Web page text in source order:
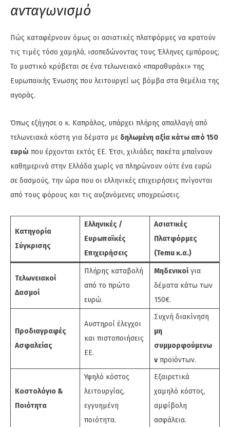
ανταγωνισμό
Πώς καταφέρνουν όμως οι ασιατικές πλατφόρμες να κρατούν
τις τιμές τόσο χαμηλά, ισοπεδώνοντας τους Έλληνες εμπόρους;
Το μυστικό κρύβεται σε ένα τελωνειακό «παραθυράκι» της
Ευρωπαϊκής Ένωσης που λειτουργεί ως βόμβα στα θεμέλια της
αγοράς.
Όπως εξήγησε ο κ. Καπράλος, υπάρχει πλήρης απαλλαγή από
τελωνειακά κόστη για δέματα με δηλωμένη αξία κάτω από 150
ευρώ που έρχονται εκτός ΕΕ. Έτσι, χιλιάδες πακέτα μπαίνουν
καθημερινά στην Ελλάδα χωρίς να πληρώνουν ούτε ένα ευρώ
σε δασμούς, την ώρα που οι ελληνικές επιχειρήσεις πνίγονται
από τους φόρους και τις αυξανόμενες υποχρεώσεις.
Κατηγορία
Σύγκρισης
Ελληνικές /
Ευρωπαϊκές
Επιχειρήσεις
Ασιατικές
Πλατφόρμες
(Temu κ.α.)
Τελωνειακοί
Δασμοί
Πλήρης καταβολή
από το πρώτο
ευρώ.
Μηδενικοί για
δέματα κάτω των
150€.
Προδιαγραφές
Ασφαλείας
Αυστηροί έλεγχοι
και πιστοποιήσεις
ΕΕ.
Συχνή διακίνηση
μη
συμμορφούμενω
ν προϊόντων.
Κοστολόγιο &
Ποιότητα
Υψηλό κόστος
λειτουργίας,
εγγυημένη
ποιότητα.
Εξαιρετικά
χαμηλό κόστος,
αμφίβολη
ασφάλεια.